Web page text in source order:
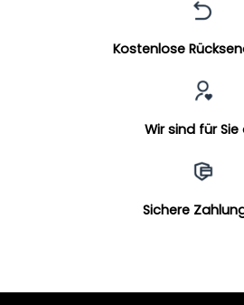
Kostenlose
Wir sind für Sie
Sichere